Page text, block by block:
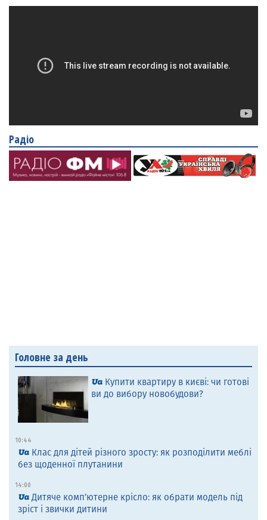
Радіо
Головне за день
Купити квартиру в києві: чи готові
ви до вибору новобудови?
10:44
Клас для дітей різного зросту: як розподілити меблі
без щоденної плутанини
14:00
Дитяче комп’ютерне крісло: як обрати модель під
зріст і звички дитини